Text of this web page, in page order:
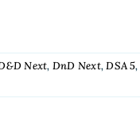
Next, DnD Next,DSA 5,